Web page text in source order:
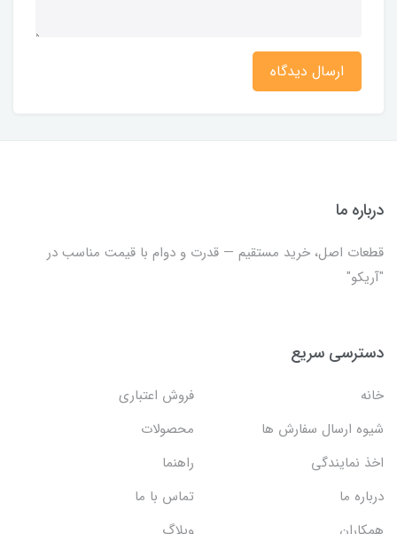
ارسال دیدگاه
درباره ما
قطعات اصل، خرید مستقیم — قدرت و دوام با قیمت مناسب در
"آریکو"
دسترسی سریع
خانه
فروش اعتباری
شیوه ارسال سفارش ها
محصولات
اخذ نمایندگی
راهنما
درباره ما
تماس با ما